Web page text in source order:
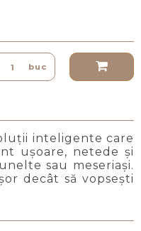
buc
inteligente care
ușoare, netede și
sau meseriași.
decât să vopsești